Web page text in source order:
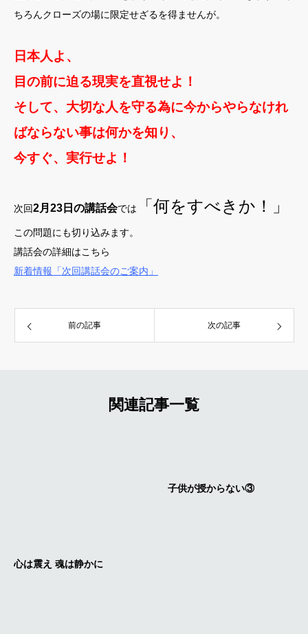
ちろんクローズの場に限定せざるを得ませんが。
日本人よ、
目の前に迫る現実を直視せよ！
そして、大切な人を守る為に今からやらなけれ
ばならない事は何かを知り、
今すぐ、実行せよ！
次回2月23日の講話会では 「何をすべきか！」
この問題にも切り込みます。
講話会の詳細はこちら
新着情報「次回講話会のご案内」
前の記事 次の記事
関連記事一覧